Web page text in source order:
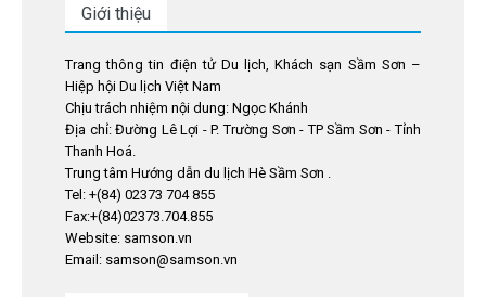
Giới thiệu
Trang thông tin điện tử Du lịch, Khách sạn Sầm Sơn –
Hiệp hội Du lịch Việt Nam
Chịu trách nhiệm nội dung: Ngọc Khánh
Địa chỉ: Đường Lê Lợi - P. Trường Sơn - TP Sầm Sơn - Tỉnh
Thanh Hoá.
Trung tâm Hướng dẫn du lịch Hè Sầm Sơn .
Tel: +(84) 02373 704 855
Fax:+(84)02373.704.855
Website: samson.vn
Email: samson@samson.vn